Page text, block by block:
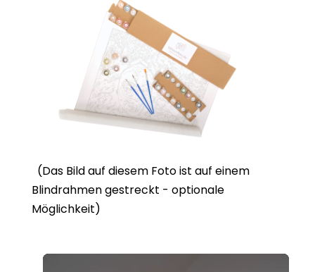
(Das Bild auf diesem Foto ist auf einem
Blindrahmen gestreckt - optionale
Möglichkeit)